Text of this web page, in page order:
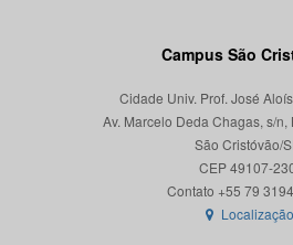
Campus São
Cidade Univ. Prof. José
Av. Marcelo Deda Chagas, s/n,
São Cristóvão/
CEP 49107-
Localização